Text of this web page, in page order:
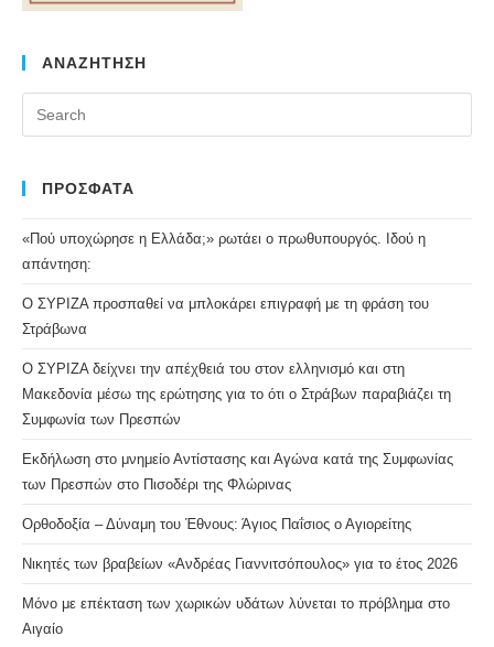
ΑΝΑΖΗΤΗΣΗ
ΠΡΟΣΦΑΤΑ
«Πού υποχώρησε η Ελλάδα;» ρωτάει ο πρωθυπουργός. Ιδού η
απάντηση:
Ο ΣΥΡΙΖΑ προσπαθεί να μπλοκάρει επιγραφή με τη φράση του
Στράβωνα
Ο ΣΥΡΙΖΑ δείχνει την απέχθειά του στον ελληνισμό και στη
Μακεδονία μέσω της ερώτησης για το ότι ο Στράβων παραβιάζει τη
Συμφωνία των Πρεσπών
Εκδήλωση στο μνημείο Αντίστασης και Αγώνα κατά της Συμφωνίας
των Πρεσπών στο Πισοδέρι της Φλώρινας
Ορθοδοξία – Δύναμη του Έθνους: Άγιος Παΐσιος ο Αγιορείτης
Νικητές των βραβείων «Ανδρέας Γιαννιτσόπουλος» για το έτος 2026
Μόνο με επέκταση των χωρικών υδάτων λύνεται το πρόβλημα στο
Αιγαίο